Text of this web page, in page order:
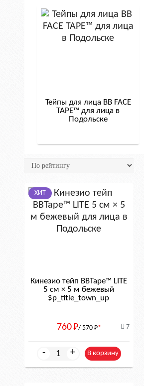
Тейпы для лица BB FACE
TAPE™ для лица в
Подольске
ХИТ
Кинезио тейп BBTape™ LITE
5 см × 5 м бежевый
$р_title_town_up
760Р/ 570 Р* 7
- + В корзину